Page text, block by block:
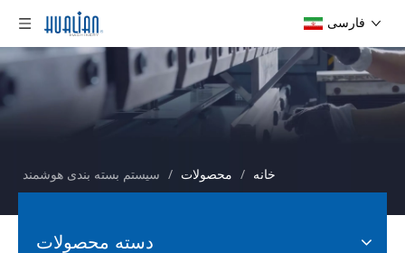
فارسی
خانه / محصولات / سیستم بسته بندی هوشمند
دسته محصولات